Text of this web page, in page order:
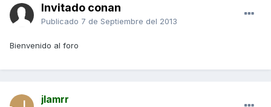
Invitado conan
Publicado 7 de Septiembre del 2013
Bienvenido al foro
jlamrr